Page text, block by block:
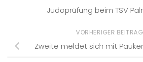
Judoprüfung beim TSV
VORHERIGER BEITRAG
Zweite meldet sich mit